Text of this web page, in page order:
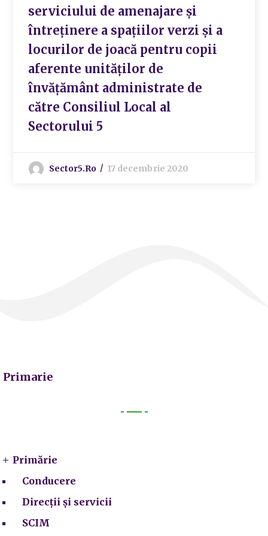
serviciului de amenajare și
întreținere a spațiilor verzi și a
locurilor de joacă pentru copii
aferente unităților de
învățământ administrate de
către Consiliul Local al
Sectorului 5
Sector5.ro 17 decembrie 2020
Primarie
Primărie
Conducere
Direcții și servicii
SCIM